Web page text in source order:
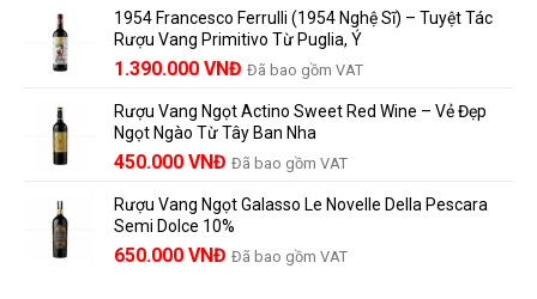
vang
nên
biết
Thành
là:
495.000 VNĐ.
tại
là:
450.000 VNĐ.
1954 Francesco Ferrulli (1954 Nghệ Sĩ) – Tuyệt Tác
Rượu Vang Primitivo Từ Puglia, Ý
Giá
là:
1.529.000 VNĐ.
1.390.000 VNĐ Giá
tại
là:
1.390.000 VNĐ.
Đã bao gồm VAT
Rượu Vang Ngọt Actino Sweet Red Wine – Vẻ Đẹp
Ngọt Ngào Từ Tây Ban Nha
450.000 VNĐ Đã bao gồm VAT
Rượu Vang Ngọt Galasso Le Novelle Della Pescara
Semi Dolce 10%
650.000 VNĐ Đã bao gồm VAT